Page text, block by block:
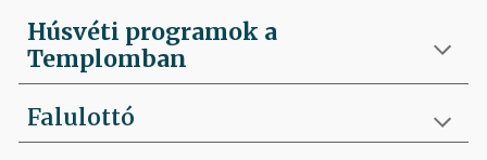
Húsvéti programok a
Templomban
Falulottó